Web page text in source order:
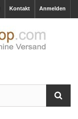
Anmelden
Kontakt